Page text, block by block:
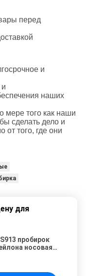
перед
и
наших
мере того как наши
сделать дело и
от того, где они
для
пробирок
носовая